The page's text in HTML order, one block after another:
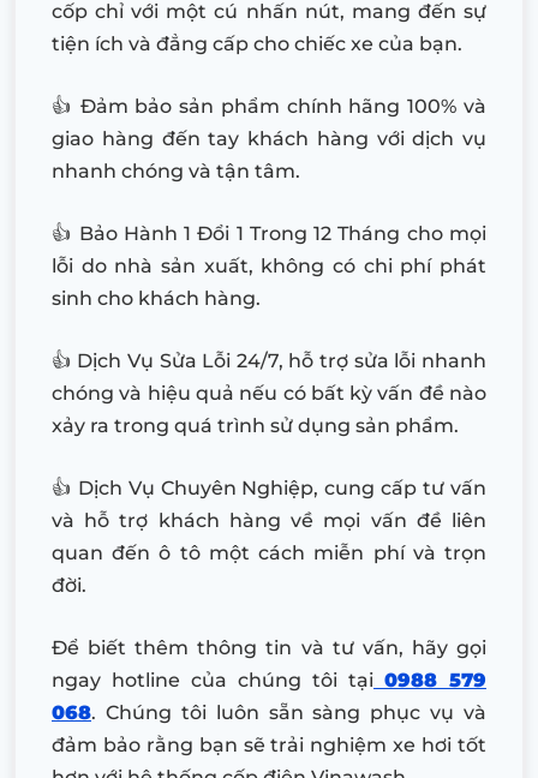
cốp chỉ với một cú nhấn nút, mang đến sự
tiện ích và đẳng cấp cho chiếc xe của bạn.
👍 Đảm bảo sản phẩm chính hãng 100% và
giao hàng đến tay khách hàng với dịch vụ
nhanh chóng và tận tâm.
👍 Bảo Hành 1 Đổi 1 Trong 12 Tháng cho mọi
lỗi do nhà sản xuất, không có chi phí phát
sinh cho khách hàng.
👍 Dịch Vụ Sửa Lỗi 24/7, hỗ trợ sửa lỗi nhanh
chóng và hiệu quả nếu có bất kỳ vấn đề nào
xảy ra trong quá trình sử dụng sản phẩm.
👍 Dịch Vụ Chuyên Nghiệp, cung cấp tư vấn
và hỗ trợ khách hàng về mọi vấn đề liên
quan đến ô tô một cách miễn phí và trọn
đời.
Để biết thêm thông tin và tư vấn, hãy gọi
ngay hotline của chúng tôi tại 0988 579
068. Chúng tôi luôn sẵn sàng phục vụ và
đảm bảo rằng bạn sẽ trải nghiệm xe hơi tốt